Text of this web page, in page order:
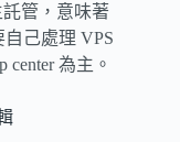
管，意味著
己處理 VPS
為主。